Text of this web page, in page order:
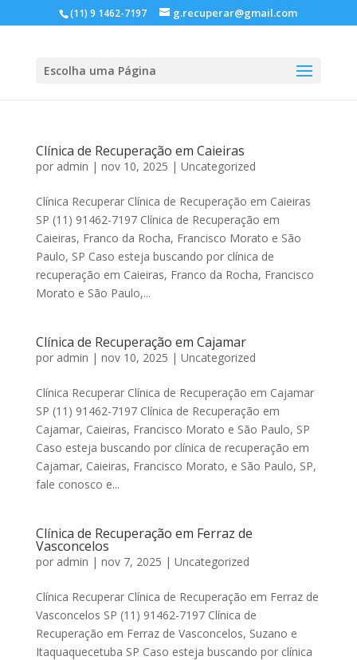
(11) 9 1462-7197 g.recuperar@gmail.com
Escolha uma Página
Clínica de Recuperação em Caieiras
por admin | nov 10, 2025 | Uncategorized
Clínica Recuperar Clínica de Recuperação em Caieiras
SP (11) 91462-7197 Clínica de Recuperação em
Caieiras, Franco da Rocha, Francisco Morato e São
Paulo, SP Caso esteja buscando por clínica de
recuperação em Caieiras, Franco da Rocha, Francisco
Morato e São Paulo,...
Clínica de Recuperação em Cajamar
por admin | nov 10, 2025 | Uncategorized
Clínica Recuperar Clínica de Recuperação em Cajamar
SP (11) 91462-7197 Clínica de Recuperação em
Cajamar, Caieiras, Francisco Morato e São Paulo, SP
Caso esteja buscando por clínica de recuperação em
Cajamar, Caieiras, Francisco Morato, e São Paulo, SP,
fale conosco e...
Clínica de Recuperação em Ferraz de
Vasconcelos
por admin | nov 7, 2025 | Uncategorized
Clínica Recuperar Clínica de Recuperação em Ferraz de
Vasconcelos SP (11) 91462-7197 Clínica de
Recuperação em Ferraz de Vasconcelos, Suzano e
Itaquaquecetuba SP Caso esteja buscando por clínica